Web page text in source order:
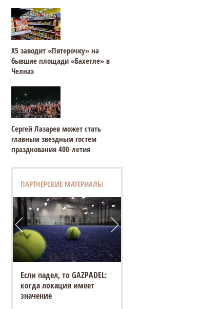
Х5 заводит «Пятерочку» на
бывшие площади «Бахетле» в
Челнах
Сергей Лазарев может стать
главным звездным гостем
празднования 400‑летия
ПАРТНЕРСКИЕ МАТЕРИАЛЫ
Если падел, то GAZPADEL:
когда локация имеет
значение